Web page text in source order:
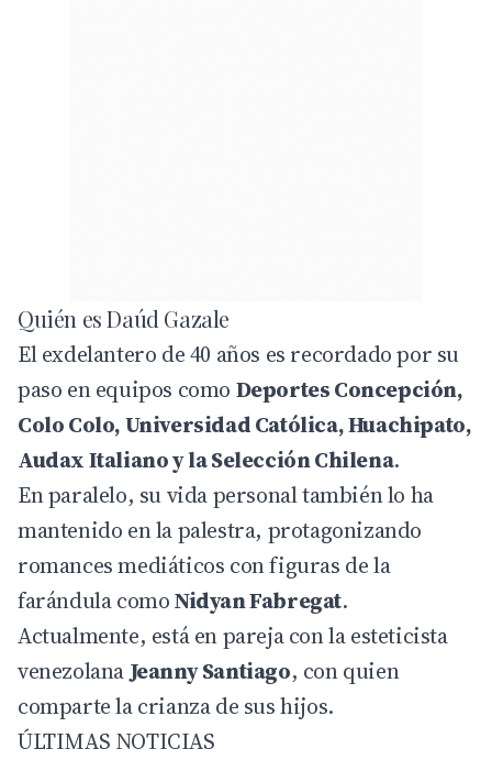
Quién es Daúd Gazale
El exdelantero de 40 años es recordado por su
paso en equipos como Deportes Concepción,
Colo Colo, Universidad Católica, Huachipato,
Audax Italiano y la Selección Chilena.
En paralelo, su vida personal también lo ha
mantenido en la palestra, protagonizando
romances mediáticos con figuras de la
farándula comoNidyan Fabregat.
Actualmente, está en pareja con la esteticista
venezolanaJeanny Santiago, con quien
comparte la crianza de sus hijos.
ÚLTIMAS NOTICIAS